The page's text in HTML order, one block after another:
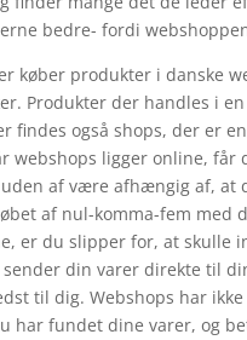
bedre- fordi
køber produkter i danske
Produkter der handles i
findes også shops, der er
webshops ligger online, får
af være afhængig af,
af nul-komma-fem med
er du slipper for, at skulle
sender din varer direkte til
til dig. Webshops har
har fundet dine varer, og